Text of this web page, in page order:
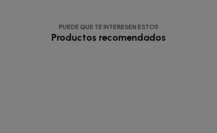
PUEDE QUE TE INTERESEN ESTOS
Productos recomendados